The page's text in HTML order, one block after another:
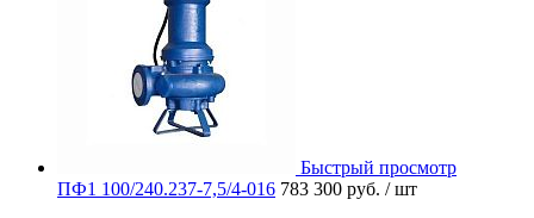
Быстрый просмотр
ПФ1 100/240.237-7,5/4-016 783 300 руб. / шт